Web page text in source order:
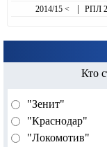
2014/15 < | РПЛ
Кто
"Зенит"
"Краснодар"
"Локомотив"